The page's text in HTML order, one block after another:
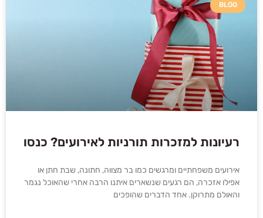
BLOG
רעיונות למזכרות תורניות לאירועים? כנסו
אירועים משפחתיים ומרגשים כמו בר מצווה, חתונה, שבת חתן או
אפילו אזכרה, הם רגעים שנשארים איתנו הרבה אחרי שהאוכל נגמר
והאולם מתרוקן. אחד הדברים שהופכים